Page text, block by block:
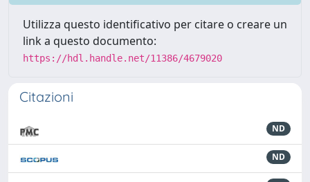
Utilizza questo identificativo per citare o creare un
link a questo documento:
https://hdl.handle.net/11386/4679020
Citazioni
ND
ND